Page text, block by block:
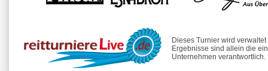
Dieses Turnier wird
Ergebnisse sind allein die
Unternehmen verantwortlich.